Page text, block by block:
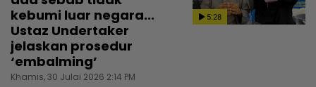
5:28
kebumi luar negara...
Ustaz Undertaker
jelaskan prosedur
‘embalming’
Khamis, 30 Julai 2026 2:14 PM